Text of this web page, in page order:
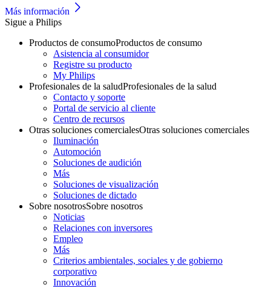
Más información
Sigue a Philips
Productos de consumoProductos de consumo
Asistencia al consumidor
Registre su producto
My Philips
Profesionales de la saludProfesionales de la salud
Contacto y soporte
Portal de servicio al cliente
Centro de recursos
Otras soluciones comercialesOtras soluciones comerciales
Iluminación
Automoción
Soluciones de audición
Más
Soluciones de visualización
Soluciones de dictado
Sobre nosotrosSobre nosotros
Noticias
Relaciones con inversores
Empleo
Más
Criterios ambientales, sociales y de gobierno
corporativo
Innovación